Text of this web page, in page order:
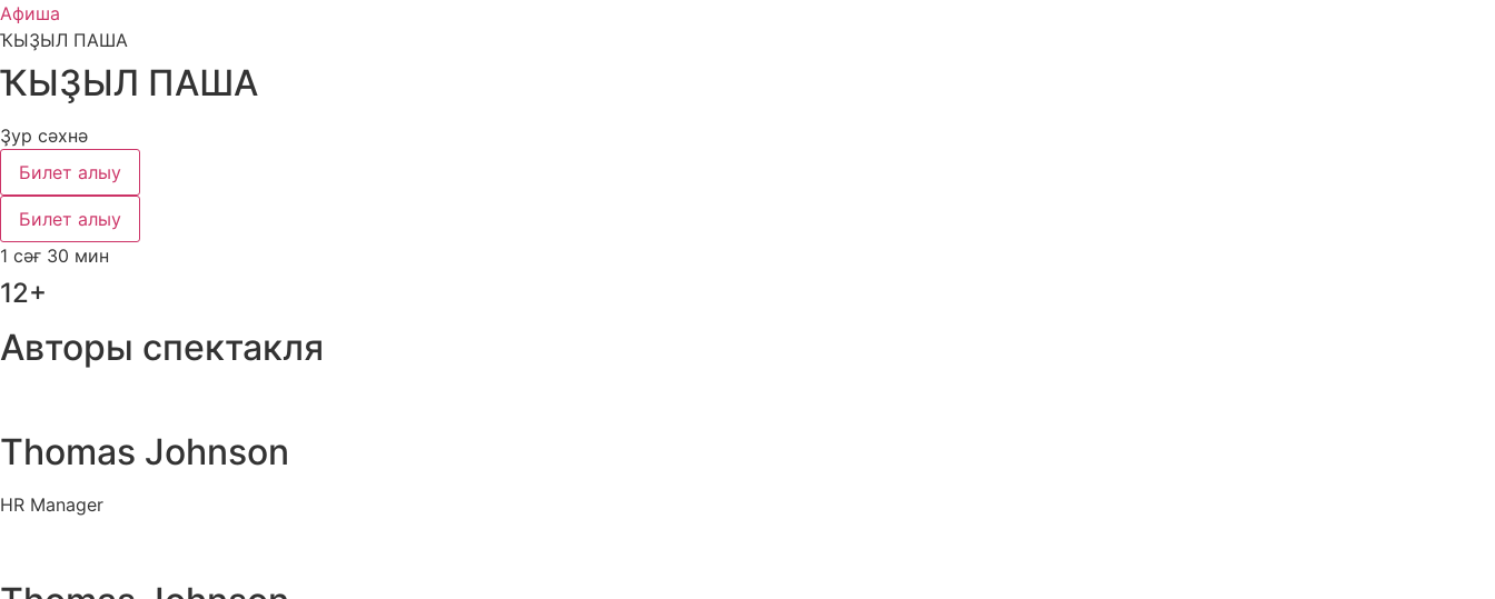
Афиша
ҠЫҘЫЛ ПАША
ҠЫҘЫЛ ПАША
Ҙур сәхнә
Билет алыу
Билет алыу
1 сәғ 30 мин
12+
Авторы спектакля
Thomas Johnson
HR Manager